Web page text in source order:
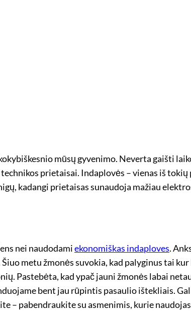
mūsų gyvenimo. Neverta gaišti
prietaisai. Indaplovės – vienas iš tokių
kadangi prietaisas sunaudoja mažiau
nei naudodamiekonomiškas indaploves.
metu žmonės suvokia, kad palyginus tai
Pastebėta, kad ypač jauni žmonės labai
bent jau rūpintis pasaulio ištekliais.
– pabendraukite su asmenimis, kurie